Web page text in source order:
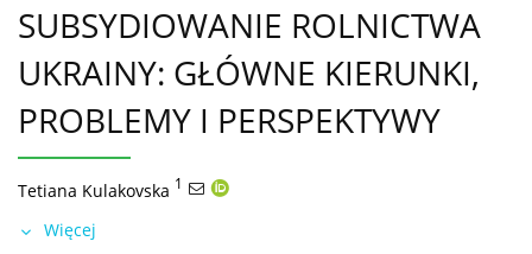
SUBSYDIOWANIE ROLNICTWA
UKRAINY: GŁÓWNE KIERUNKI,
PROBLEMY I PERSPEKTYWY
Tetiana Kulakovska 1
Więcej